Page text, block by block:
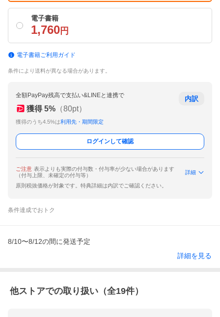
電子書籍
1,760 円
電子書籍ご利用ガイド
条件により送料が異なる場合があります。
全額PayPay残高で支払い&LINEと連携で
獲得 5% （80pt）
獲得のうち4.5%は利用先・期間限定
内訳
ログインして確認
ご注意 表示よりも実際の付与数・付与率が少ない場合があります
（付与上限、未確定の付与等）
詳細
原則税抜価格が対象です。特典詳細は内訳でご確認ください。
条件達成でおトク
8/10〜8/12の間に発送予定
詳細を見る
他ストアでの取り扱い（全19件）